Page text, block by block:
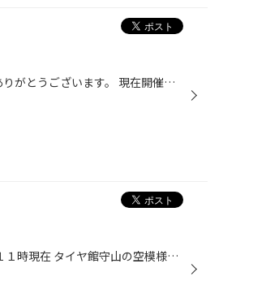
いつもタイヤ館守山のホームページをご覧いただきありがとうございます。 現在開催中の夏タイヤ在庫一掃セールも残り一ヶ月と少しになりました。 夏タイヤの交換時期の方・検討いただいている方 今がお得に購入いただけるチャンスですよ！ ぜひ、一度タイヤ館守山にご来店下さい。
皆さまこんにちは！！タイヤ館守山の棚田です＾＾ １１時現在 タイヤ館守山の空模様です。 雨はまだ降っていませんが、風がかなり強い模様です！ 突然降りだしてくるかと思いますので、皆さまもご注意ください！！ そして、突然の雨に備えて車のワイパーも点検しておきたいですね＾＾ ワイパーが劣...